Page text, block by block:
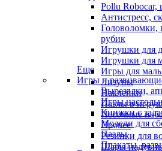
Pollu Robocar,
Антистресс,
Головоломки,
рубик
Игрушки для
Игрушки для
Игры для
Лизуны
Наклейки
Пазлы в
Песочные
Прочее
Резинки для
Шары
Еще
Игры и
Вырезалки,
Игры
Книжки с
Модели для
Пазлы
Плакаты,